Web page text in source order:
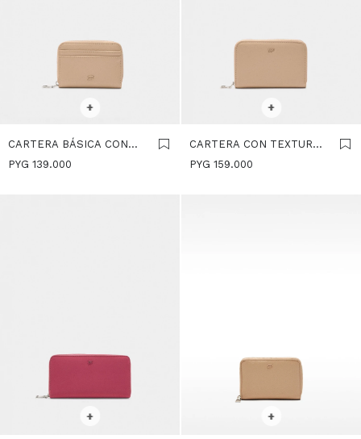
+
CARTERA BÁSICA CON
TEXTURA - ROSA
PYG 139.000
+
CARTERA CON TEXTURA -
ROSA
PYG 159.000
+ +